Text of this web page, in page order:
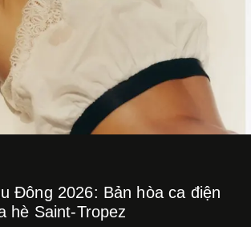
Đông 2026: Bản hòa ca điện
hè Saint-Tropez